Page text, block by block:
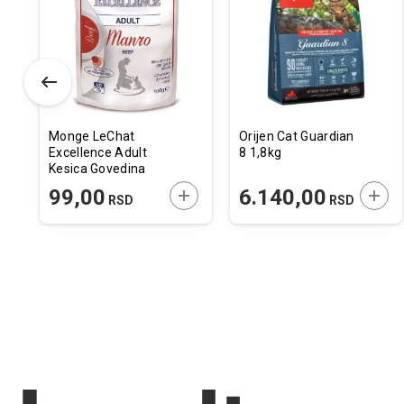
U KORPU
Monge LeChat
Excellence Adult
Kesica Govedina
99,00 RSD DODAJTE U KORPU
Orijen Cat Guardian
8 1,8kg
6.140,00 RSD